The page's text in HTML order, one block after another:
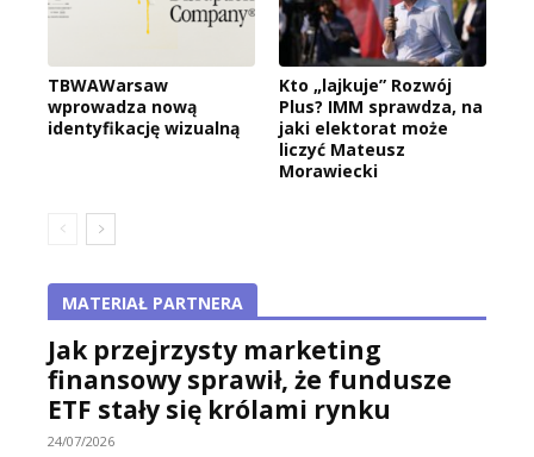
TBWAWarsaw
wprowadza nową
identyfikację wizualną
Kto „lajkuje” Rozwój
Plus? IMM sprawdza, na
jaki elektorat może
liczyć Mateusz
Morawiecki
MATERIAŁ PARTNERA
Jak przejrzysty marketing
finansowy sprawił, że fundusze
ETF stały się królami rynku
24/07/2026